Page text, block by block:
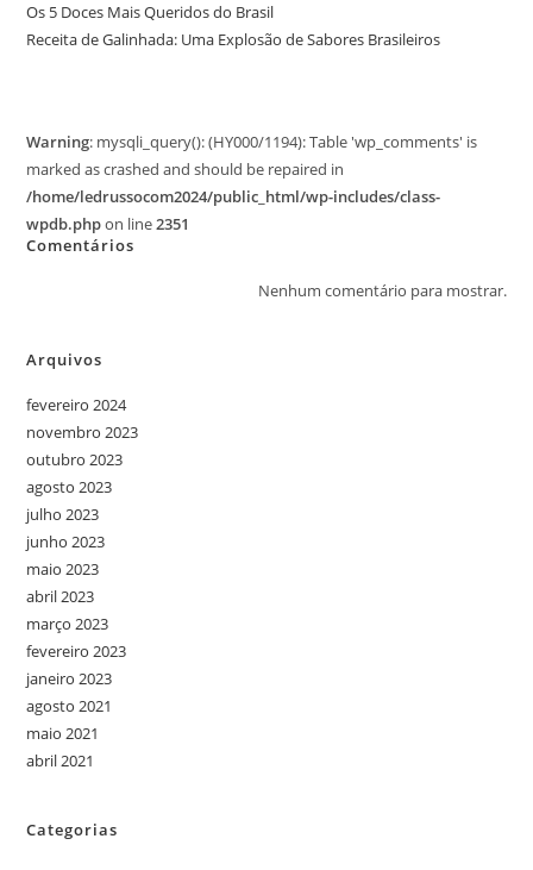
Os 5 Doces Mais Queridos do Brasil
Receita de Galinhada: Uma Explosão de Sabores Brasileiros
Warning: mysqli_query(): (HY000/1194): Table 'wp_comments' is
marked as crashed and should be repaired in
/home/ledrussocom2024/public_html/wp-includes/class-
wpdb.phpon line2351
Comentários
Nenhum comentário para mostrar.
Arquivos
fevereiro 2024
novembro 2023
outubro 2023
agosto 2023
julho 2023
junho 2023
maio 2023
abril 2023
março 2023
fevereiro 2023
janeiro 2023
agosto 2021
maio 2021
abril 2021
Categorias